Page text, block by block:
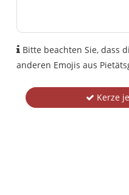
Bitte beachten Sie, dass
anderen Emojis aus
Kerze